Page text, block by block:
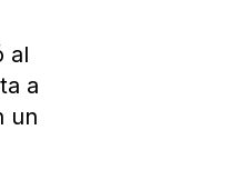
al
a
un